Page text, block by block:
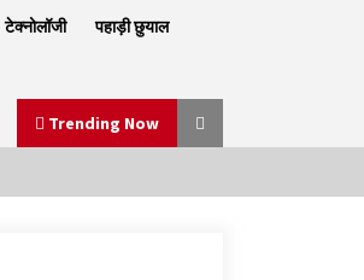
टेक्नोलॉजी पहाड़ी छुयाल
Trending Now